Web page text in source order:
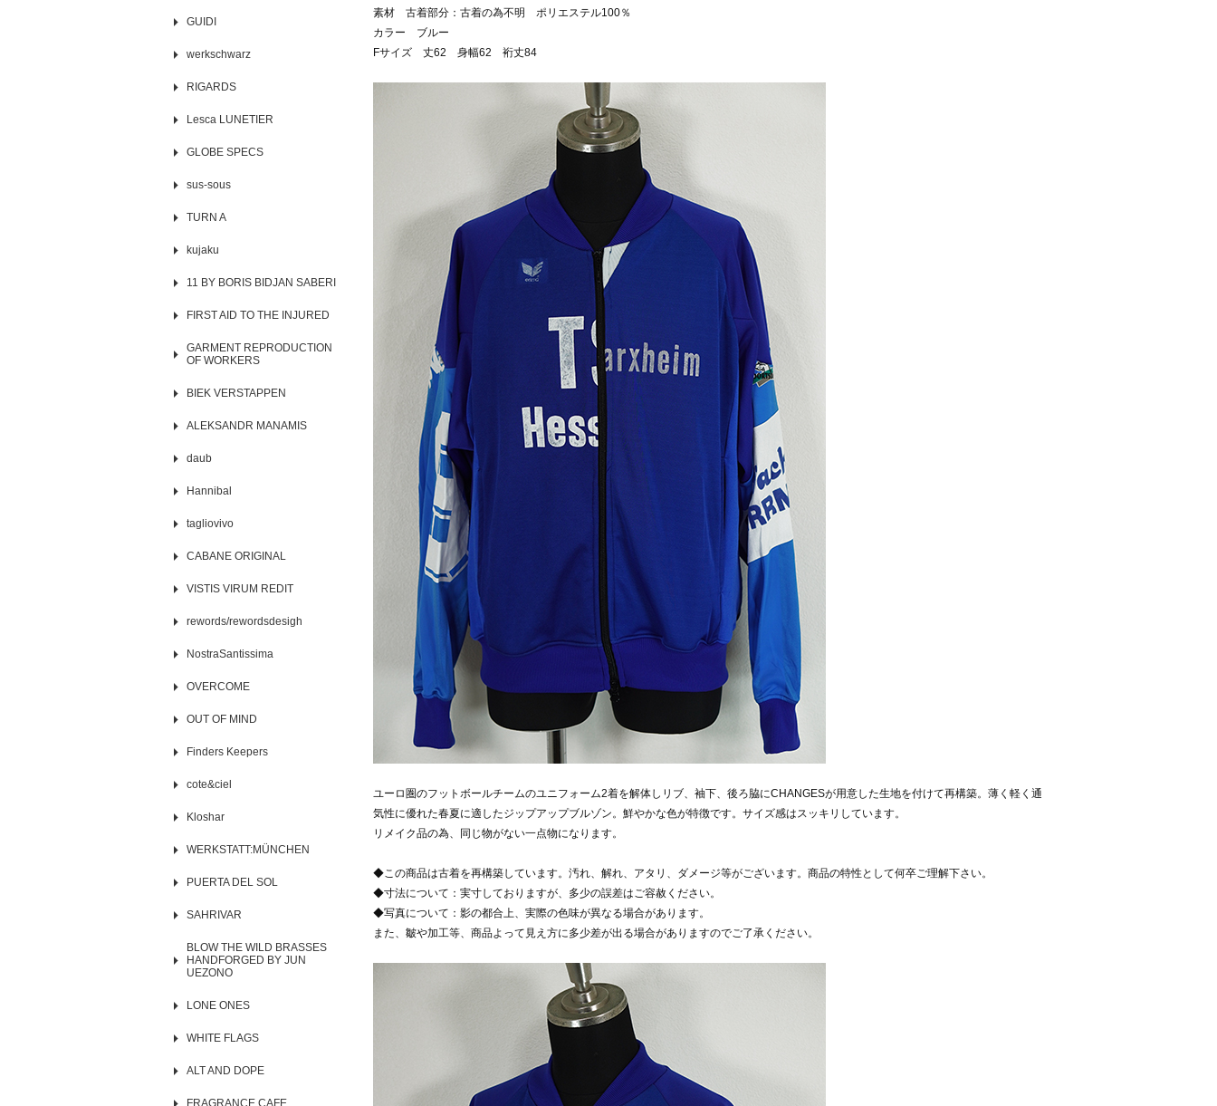
素材 古着部分：古着の為不明 ポリエステル100％
カラー ブルー
Fサイズ 丈62 身幅62 裄丈84
ユーロ圏のフットボールチームのユニフォーム2着を解体しリブ、袖下、後ろ脇にCHANGESが用意した生地を付けて再構築。薄く軽く通
気性に優れた春夏に適したジップアップブルゾン。鮮やかな色が特徴です。サイズ感はスッキリしています。
リメイク品の為、同じ物がない一点物になります。
◆この商品は古着を再構築しています。汚れ、解れ、アタリ、ダメージ等がございます。商品の特性として何卒ご理解下さい。
◆寸法について：実寸しておりますが、多少の誤差はご容赦ください。
◆写真について：影の都合上、実際の色味が異なる場合があります。
また、皺や加工等、商品よって見え方に多少差が出る場合がありますのでご了承ください。
GUIDI
werkschwarz
RIGARDS
Lesca LUNETIER
GLOBE SPECS
sus-sous
TURN A
kujaku
11 BY BORIS BIDJAN SABERI
FIRST AID TO THE INJURED
GARMENT REPRODUCTION
OF WORKERS
BIEK VERSTAPPEN
ALEKSANDR MANAMIS
daub
Hannibal
tagliovivo
CABANE ORIGINAL
VISTIS VIRUM REDIT
rewords/rewordsdesigh
NostraSantissima
OVERCOME
OUT OF MIND
Finders Keepers
cote&ciel
Kloshar
WERKSTATT:MÜNCHEN
PUERTA DEL SOL
SAHRIVAR
BLOW THE WILD BRASSES
HANDFORGED BY JUN
UEZONO
LONE ONES
WHITE FLAGS
ALT AND DOPE
FRAGRANCE CAFE